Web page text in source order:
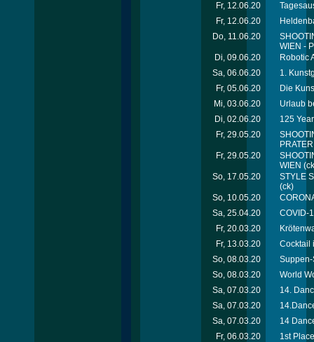
Fr, 12.06.20
Fr, 12.06.20
Do, 11.06.20
WIEN -
Di, 09.06.20
Robotic
Sa, 06.06.20
1.
Fr, 05.06.20
Die
Mi, 03.06.20
Urlaub
Di, 02.06.20
125
Fr, 29.05.20
Fr, 29.05.20
WIEN
So, 17.05.20
STYLE
(ck)
So, 10.05.20
Sa, 25.04.20
COVID-
Fr, 20.03.20
Fr, 13.03.20
Cocktail
So, 08.03.20
So, 08.03.20
World
Sa, 07.03.20
14.
Sa, 07.03.20
Sa, 07.03.20
14
Fr, 06.03.20
1st